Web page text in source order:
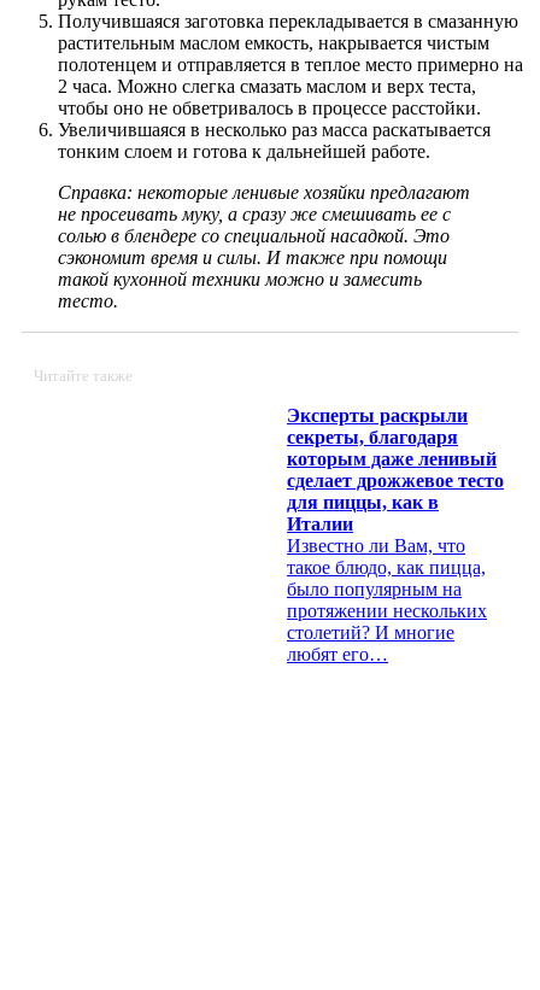
Получившаяся заготовка перекладывается в смазанную
растительным маслом емкость, накрывается чистым
полотенцем и отправляется в теплое место примерно на
2 часа. Можно слегка смазать маслом и верх теста,
чтобы оно не обветривалось в процессе расстойки.
Увеличившаяся в несколько раз масса раскатывается
тонким слоем и готова к дальнейшей работе.
Справка: некоторые ленивые хозяйки предлагают
не просеивать муку, а сразу же смешивать ее с
солью в блендере со специальной насадкой. Это
сэкономит время и силы. И также при помощи
такой кухонной техники можно и замесить
тесто.
Читайте также
Эксперты раскрыли
секреты, благодаря
которым даже ленивый
сделает дрожжевое тесто
для пиццы, как в
Италии
Известно ли Вам, что
такое блюдо, как пицца,
было популярным на
протяжении нескольких
столетий? И многие
любят его…